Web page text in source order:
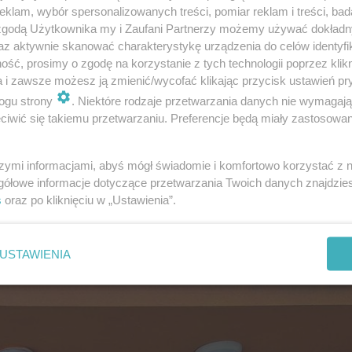
Czy Grzegorz Braun zostanie
Konfederacja otrzyma cztery mandaty. To
sprawdzą, mandatu nie otrzyma
Konrad Berkowicz ,
Świętokrzyskie. Z listy tej partii startował także
ściągnięcia ukraińskiej flagi z Kopca Kościuszki w
europosłem? Jeśli wyniki sondażu IPSOS exit poll
się do Parlamentu Europejskiego.
wybór spersonalizowanych treści, pomiar reklam i treści,
Użytkownika my i Zaufani Partnerzy możemy używać
aktywnie skanować charakterystykę urządzenia do celów
prosimy o zgodę na korzystanie z tych technologii poprzez
i zawsze możesz ją zmienić/wycofać klikając przycisk ustawień
strony
. Niektóre rodzaje przetwarzania danych nie
się takiemu przetwarzaniu. Preferencje będą miały
informacjami, abyś mógł świadomie i komfortowo korzystać z
informacje dotyczące przetwarzania Twoich danych
oraz po kliknięciu w „Ustawienia”.
USTAWIENIA